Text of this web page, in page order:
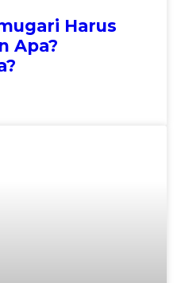
Harus
Apa?